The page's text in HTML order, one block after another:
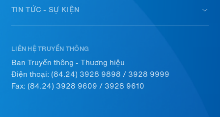
TIN TỨC - SỰ KIỆN
LIÊN HỆ TRUYỀN THÔNG
Ban Truyền thông - Thương hiệu
Điện thoại: (84.24) 3928 9898 / 3928 9999
Fax: (84.24) 3928 9609 / 3928 9610